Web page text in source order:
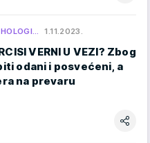
1.11.2023.
VERNI U VEZI? Zbog
odani i posvećeni, a
na prevaru